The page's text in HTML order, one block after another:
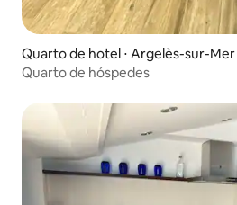
Quarto de hotel ⋅ Argelès-sur-Mer
Quarto de hóspedes